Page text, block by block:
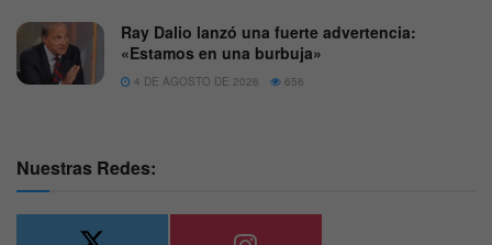
Ray Dalio lanzó una fuerte advertencia:
«Estamos en una burbuja»
4 DE AGOSTO DE 2026 656
Nuestras Redes: